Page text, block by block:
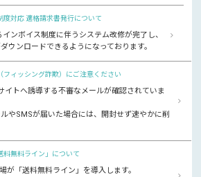
度対応 適格請求書発行について
ンボイス制度に伴うシステム改修が完了し、
ウンロードできるようになっております。
フィッシング詐欺）にご注意ください
トへ誘導する不審なメールが確認されていま
やSMSが届いた場合には、開封せず速やかに削
料無料ライン」について
が「送料無料ライン」を導入します。